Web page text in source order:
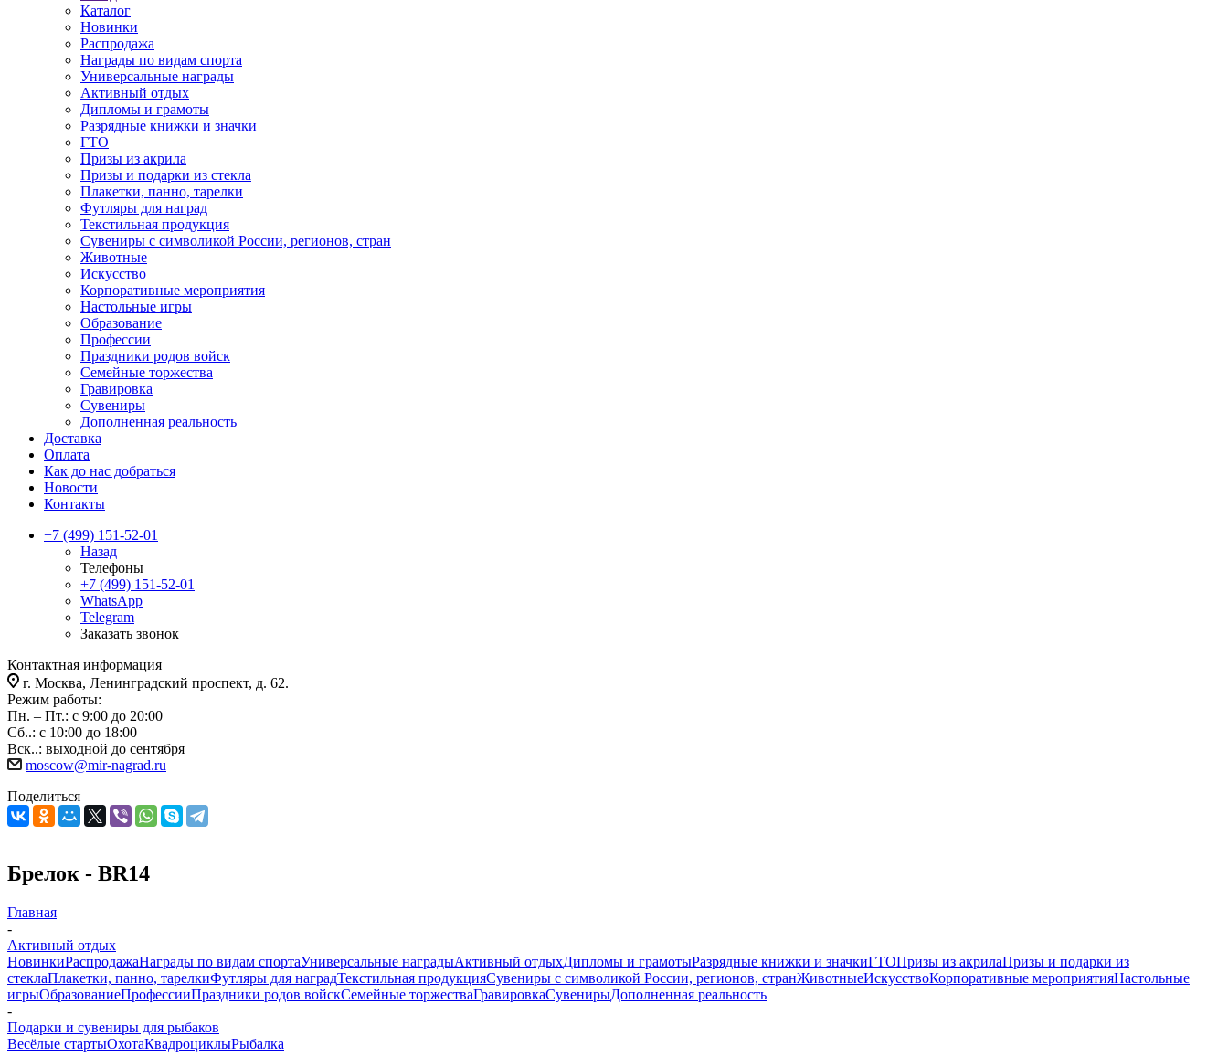
Каталог
Новинки
Распродажа
Награды по видам спорта
Универсальные награды
Активный отдых
Дипломы и грамоты
Разрядные книжки и значки
ГТО
Призы из акрила
Призы и подарки из стекла
Плакетки, панно, тарелки
Футляры для наград
Текстильная продукция
Сувениры с символикой России, регионов, стран
Животные
Искусство
Корпоративные мероприятия
Настольные игры
Образование
Профессии
Праздники родов войск
Семейные торжества
Гравировка
Сувениры
Дополненная реальность
Доставка
Оплата
Как до нас добраться
Новости
Контакты
+7 (499) 151-52-01
Назад
Телефоны
+7 (499) 151-52-01
WhatsApp
Telegram
Заказать звонок
Контактная информация
г. Москва, Ленинградский проспект, д. 62.
Режим работы:
Пн. – Пт.: с 9:00 до 20:00
Сб..: с 10:00 до 18:00
Вск..: выходной до сентября
moscow@mir-nagrad.ru
Поделиться
Брелок - BR14
Главная
-
Активный отдых
НовинкиРаспродажаНаграды по видам спортаУниверсальные наградыАктивный отдыхДипломы и грамотыРазрядные книжки и значкиГТОПризы из акрилаПризы и подарки из
стеклаПлакетки, панно, тарелкиФутляры для наградТекстильная продукцияСувениры с символикой России, регионов, странЖивотныеИскусствоКорпоративные мероприятияНастольные
игрыОбразованиеПрофессииПраздники родов войскСемейные торжестваГравировкаСувенирыДополненная реальность
-
Подарки и сувениры для рыбаков
Весёлые стартыОхотаКвадроциклыРыбалка